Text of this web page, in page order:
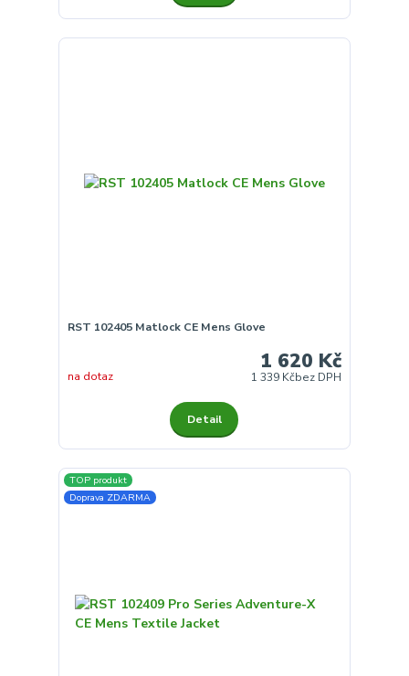
RST 102405 Matlock CE Mens Glove
1 620 Kč
1 339 Kčbez DPH
na dotaz
Detail
TOP produkt
Doprava ZDARMA